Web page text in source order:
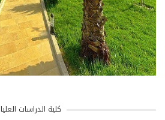
كلية الدراسات العليا